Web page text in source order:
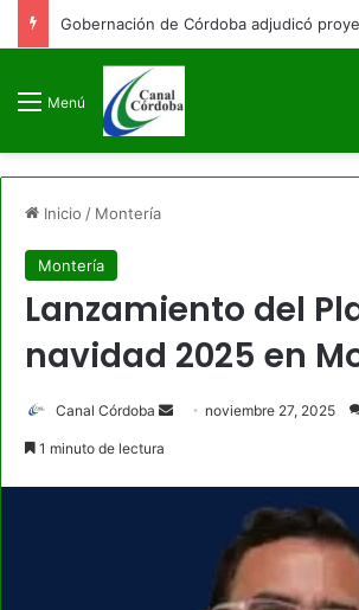
Menú
Inicio / Montería
Montería
Lanzamiento del
navidad 2025 en
Canal Córdoba
Send noviembre 27, 2025
1 minuto de lectura